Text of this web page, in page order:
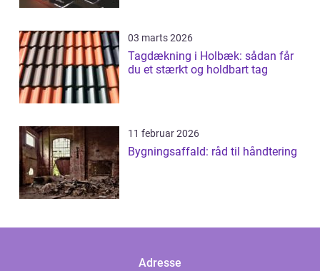
03 marts 2026
Tagdækning i Holbæk: sådan får
du et stærkt og holdbart tag
11 februar 2026
Bygningsaffald: råd til håndtering
Adresse